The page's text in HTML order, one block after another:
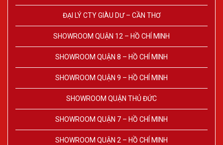
ĐẠI LÝ CTY GIÀU DƯ – CẦN THƠ
SHOWROOM QUẬN 12 – HỒ CHÍ MINH
SHOWROOM QUẬN 8 – HỒ CHÍ MINH
SHOWROOM QUẬN 9 – HỒ CHÍ MINH
SHOWROOM QUẬN THỦ ĐỨC
SHOWROOM QUẬN 7 – HỒ CHÍ MINH
SHOWROOM QUẬN 2 – HỒ CHÍ MINH